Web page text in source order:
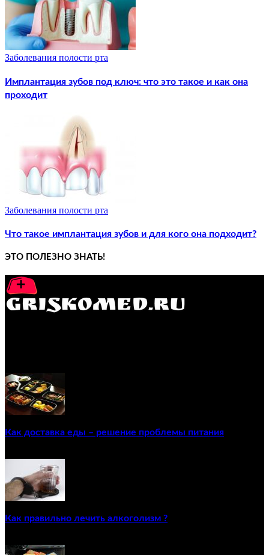
Заболевания полости рта
Имплантация зубов под ключ: что это такое и как она
проходит
Заболевания полости рта
Что такое имплантация зубов и для кого она подходит?
ЭТО ПОЛЕЗНО ЗНАТЬ!
Как доставка еды – решение проблемы питания
Как правильно лечить алкоголизм ?